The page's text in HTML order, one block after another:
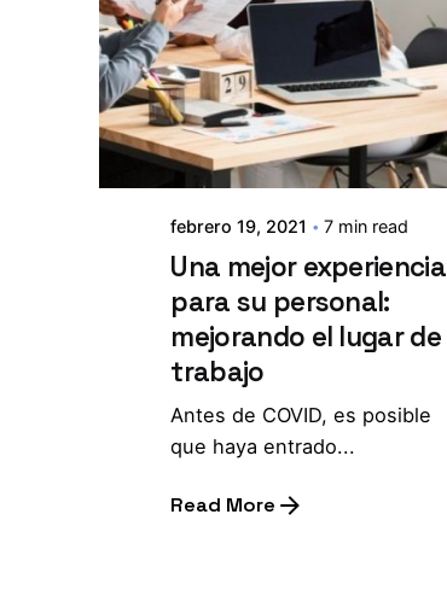
febrero 19, 2021 7 min read
Una mejor experiencia
para su personal:
mejorando el lugar de
trabajo
Antes de COVID, es posible
que haya entrado...
Read More